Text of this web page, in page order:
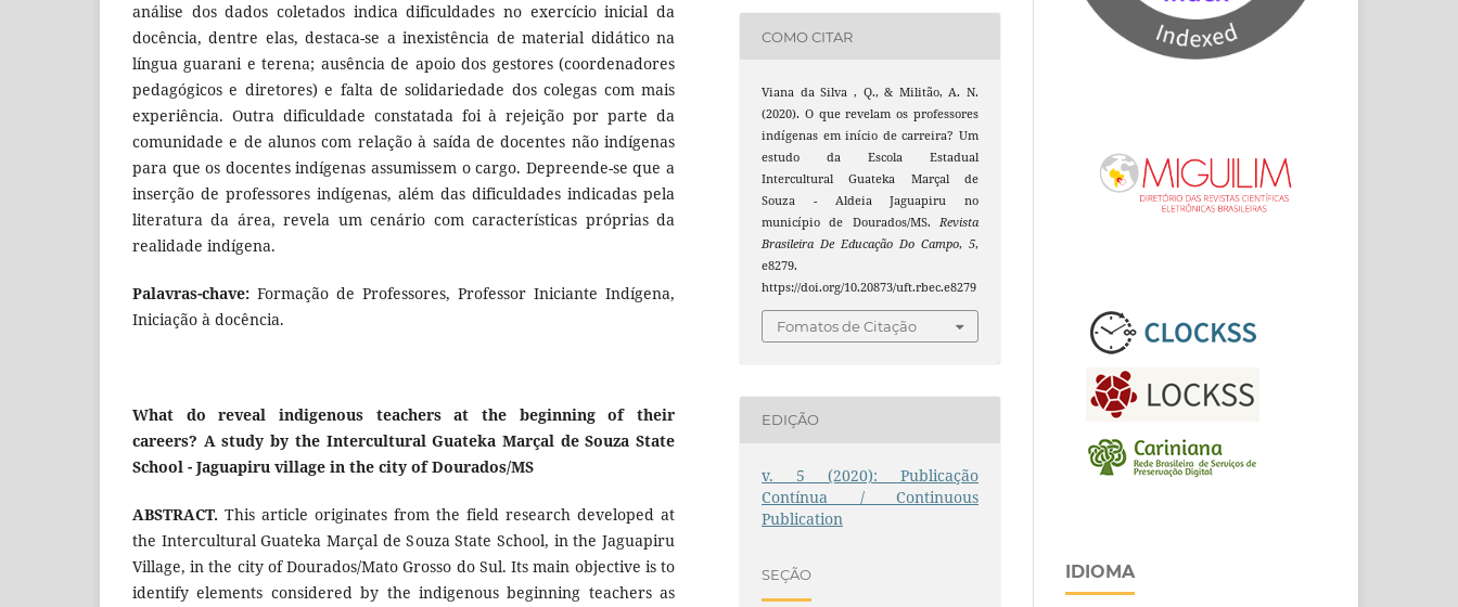
análise dos dados coletados indica dificuldades no exercício inicial da
docência, dentre elas, destaca-se a inexistência de material didático na
língua guarani e terena; ausência de apoio dos gestores (coordenadores
pedagógicos e diretores) e falta de solidariedade dos colegas com mais
experiência. Outra dificuldade constatada foi à rejeição por parte da
comunidade e de alunos com relação à saída de docentes não indígenas
para que os docentes indígenas assumissem o cargo. Depreende-se que a
inserção de professores indígenas, além das dificuldades indicadas pela
literatura da área, revela um cenário com características próprias da
realidade indígena.
Palavras-chave: Formação de Professores, Professor Iniciante Indígena,
Iniciação à docência.
What do reveal indigenous teachers at the beginning of their
careers? A study by the Intercultural Guateka Marçal de Souza State
School - Jaguapiru village in the city of Dourados/MS
ABSTRACT. This article originates from the field research developed at
the Intercultural Guateka Marçal de Souza State School, in the Jaguapiru
Village, in the city of Dourados/Mato Grosso do Sul. Its main objective is to
identify elements considered by the indigenous beginning teachers as
COMO CITAR
Viana da Silva , Q., & Militão, A. N.
(2020). O que revelam os professores
indígenas em início de carreira? Um
estudo da Escola Estadual
Intercultural Guateka Marçal de
Souza - Aldeia Jaguapiru no
município de Dourados/MS. Revista
Brasileira De Educação Do Campo, 5,
e8279.
https://doi.org/10.20873/uft.rbec.e8279
Fomatos de Citação
EDIÇÃO
v. 5 (2020): Publicação
Contínua / Continuous
Publication
SEÇÃO IDIOMA